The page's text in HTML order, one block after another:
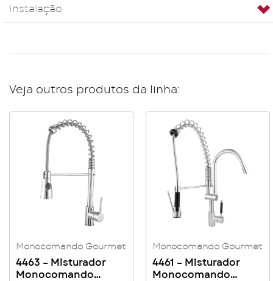
Instalação
Veja outros produtos da linha:
Monocomando Gourmet
4463 – Misturador
Monocomando
Monocomando Gourmet
4461 – Misturador
Monocomando